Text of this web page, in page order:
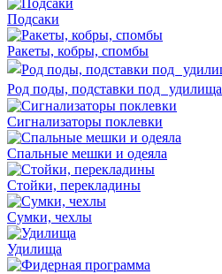
Подсаки
Ракеты, кобры, спомбы
Род поды, подставки под удилища
Сигнализаторы поклевки
Спальные мешки и одеяла
Стойки, перекладины
Сумки, чехлы
Удилища